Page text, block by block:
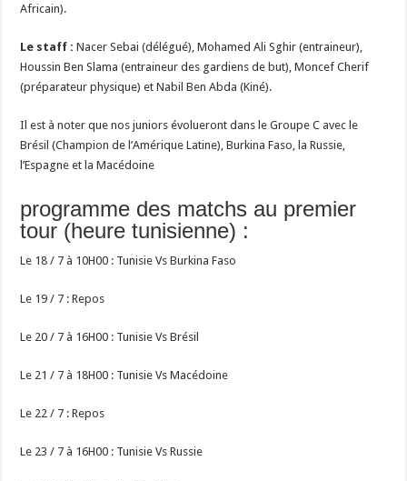
Africain).
Le staff : Nacer Sebai (délégué), Mohamed Ali Sghir (entraineur),
Houssin Ben Slama (entraineur des gardiens de but), Moncef Cherif
(préparateur physique) et Nabil Ben Abda (Kiné).
Il est à noter que nos juniors évolueront dans le Groupe C avec le
Brésil (Champion de l’Amérique Latine), Burkina Faso, la Russie,
l’Espagne et la Macédoine
programme des matchs au premier
tour (heure tunisienne) :
Le 18 / 7 à 10H00 : Tunisie Vs Burkina Faso
Le 19 / 7 : Repos
Le 20 / 7 à 16H00 : Tunisie Vs Brésil
Le 21 / 7 à 18H00 : Tunisie Vs Macédoine
Le 22 / 7 : Repos
Le 23 / 7 à 16H00 : Tunisie Vs Russie